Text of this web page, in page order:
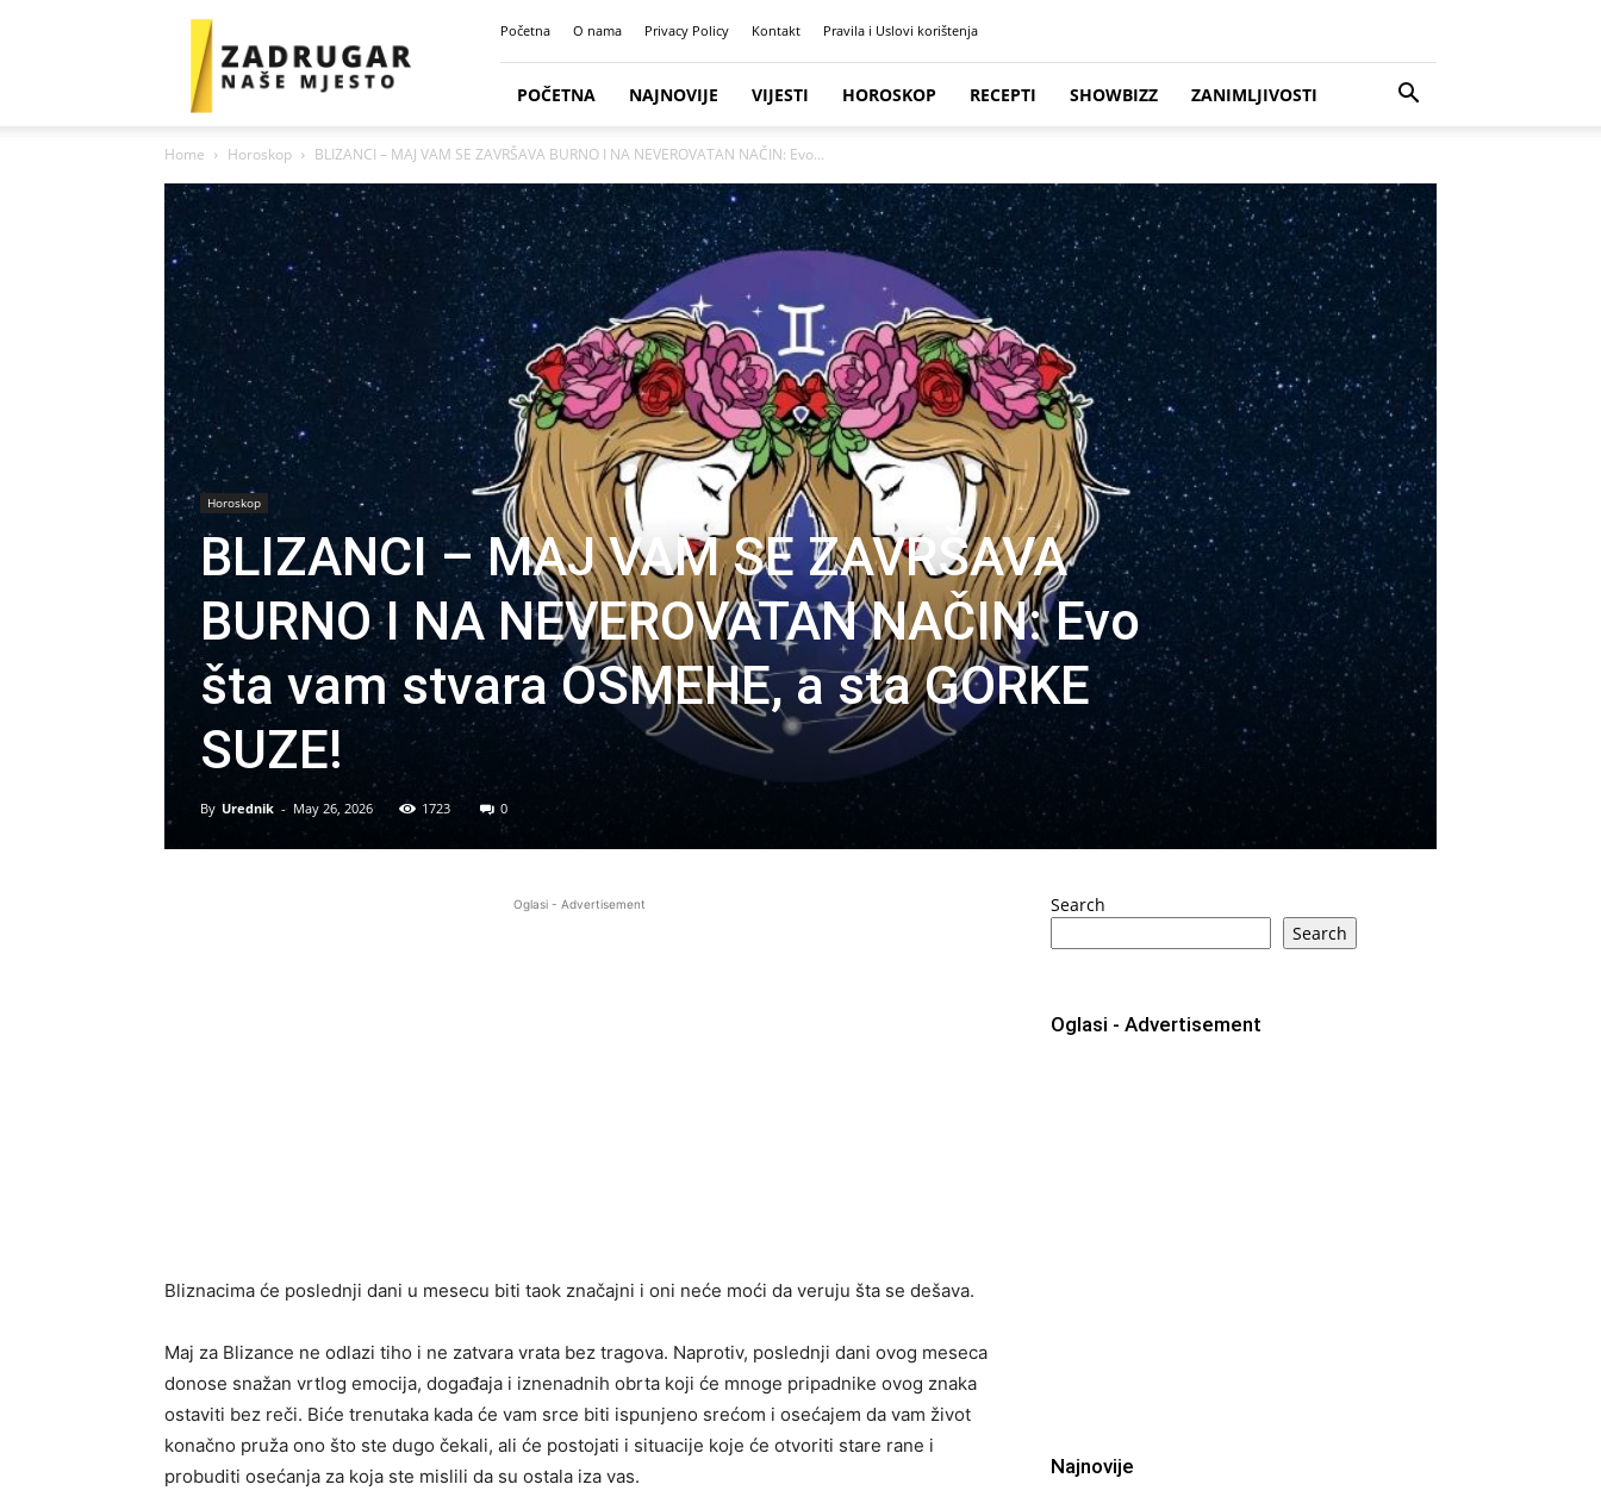
Zadrugar
Početna O nama Privacy Policy Kontakt Pravila i Uslovi korištenja
POČETNA NAJNOVIJE VIJESTI HOROSKOP RECEPTI SHOWBIZZ ZANIMLJIVOSTI
Home Horoskop BLIZANCI – MAJ VAM SE ZAVRŠAVA BURNO I NA NEVEROVATAN NAČIN: Evo...
Horoskop
BLIZANCI – MAJ VAM SE ZAVRŠAVA
BURNO I NA NEVEROVATAN NAČIN: Evo
šta vam stvara OSMEHE, a sta GORKE
SUZE!
By Urednik - May 26, 2026 1723 0
Oglasi - Advertisement
Bliznacima će poslednji dani u mesecu biti taok značajni i oni neće moći da veruju šta se dešava.
Maj za Blizance ne odlazi tiho i ne zatvara vrata bez tragova. Naprotiv, poslednji dani ovog meseca
donose snažan vrtlog emocija, događaja i iznenadnih obrta koji će mnoge pripadnike ovog znaka
ostaviti bez reči. Biće trenutaka kada će vam srce biti ispunjeno srećom i osećajem da vam život
konačno pruža ono što ste dugo čekali, ali će postojati i situacije koje će otvoriti stare rane i
probuditi osećanja za koja ste mislili da su ostala iza vas.
Search
Search
Oglasi - Advertisement
Najnovije